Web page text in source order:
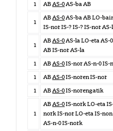
1
AB AS-0AS-ba AB
1
AB AS-0AS-ba AB LO-
IS-nor IS-? IS-? IS-nor AS-
1
AB AS-0AS-la LO-eta AS-0
AB IS-nor AS-la
1
AB AS-0IS-nor AS-n-0 IS-
1
AB AS-0IS-noren IS-nor
1
AB AS-0IS-norengatik
1
AB AS-0IS-nork LO-eta
nork IS-nor LO-eta IS-non
AS-n-0 IS-nork